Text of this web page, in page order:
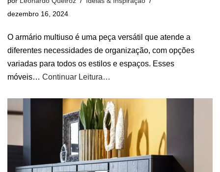
dezembro 16, 2024
O armário multiuso é uma peça versátil que atende a
diferentes necessidades de organização, com opções
variadas para todos os estilos e espaços. Esses
móveis… Continuar Leitura…